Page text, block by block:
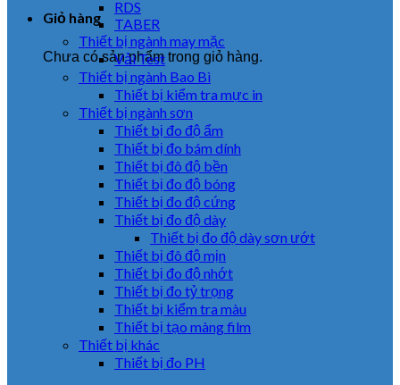
Giỏ hàng
Chưa có sản phẩm trong giỏ hàng.
RDS
TABER
Thiết bị ngành may mặc
Vải Test
Thiết bị ngành Bao Bì
Thiết bị kiểm tra mực in
Thiết bị ngành sơn
Thiết bị đo độ ẩm
Thiết bị đo bám dính
Thiết bị đô độ bền
Thiết bị đo độ bóng
Thiết bị đo độ cứng
Thiết bị đo độ dày
Thiết bị đo độ dày sơn ướt
Thiết bị đô độ mịn
Thiết bị đo độ nhớt
Thiết bị đo tỷ trọng
Thiết bị kiểm tra màu
Thiết bị tạo màng film
Thiết bị khác
Thiết bị đo PH